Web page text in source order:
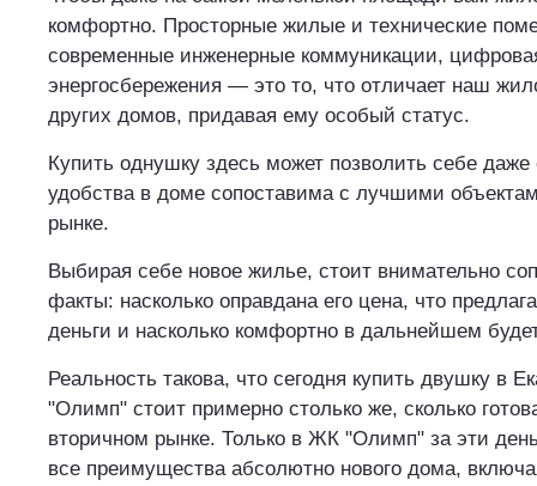
комфортно. Просторные жилые и технические
современные инженерные коммуникации,
энергосбережения — это то, что отличает наш
других домов, придавая ему особый статус.
Купить однушку здесь может позволить себе даже
удобства в доме сопоставима с лучшими
рынке.
Выбирая себе новое жилье, стоит внимательно
факты: насколько оправдана его цена, что
деньги и насколько комфортно в дальнейшем
Реальность такова, что сегодня купить двушку в
"Олимп" стоит примерно столько же, сколько
вторичном рынке. Только в ЖК "Олимп" за эти
все преимущества абсолютно нового дома,